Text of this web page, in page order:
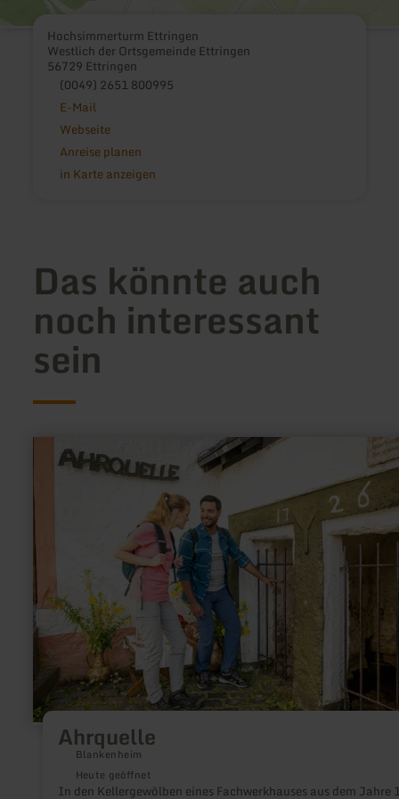
Hochsimmerturm Ettringen
Westlich der Ortsgemeinde Ettringen
56729 Ettringen
(0049) 2651 800995
E-Mail
Webseite
Anreise planen
in Karte anzeigen
Das könnte auch
noch interessant
sein
Ahrquelle
Blankenheim
Heute geöffnet
In den Kellergewölben eines Fachwerkhauses aus dem Jahre
erfahren